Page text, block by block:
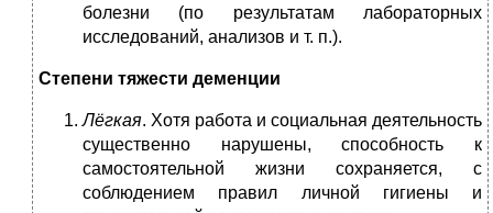
болезни (по результатам лабораторных
исследований, анализов и т. п.).
Степени тяжести деменции
Лёгкая. Хотя работа и социальная деятельность
существенно нарушены, способность к
самостоятельной жизни сохраняется, с
соблюдением правил личной гигиены и